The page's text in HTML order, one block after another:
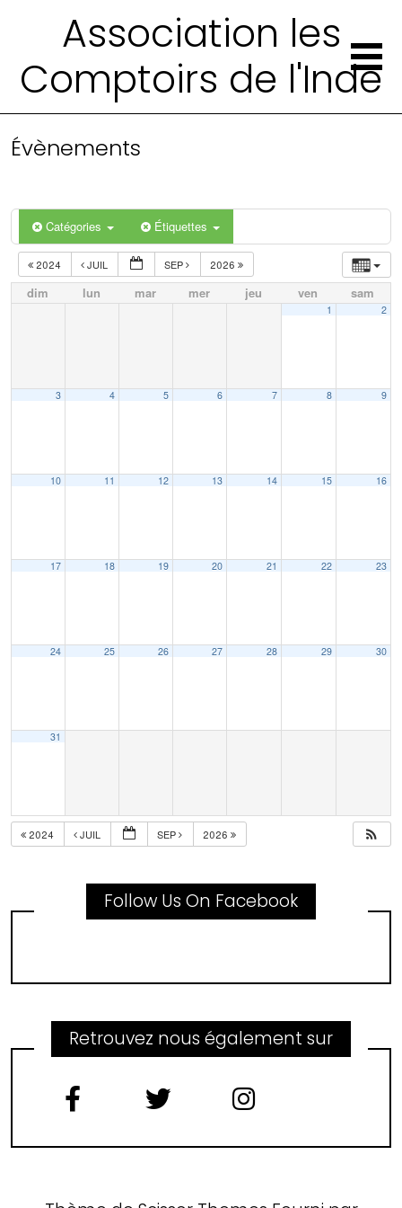
Association les
Comptoirs de l'Inde
Évènements
Catégories Étiquettes
2024 JUIL SEP 2026
dim lun mar mer jeu ven sam
1 2
3 4 5 6 7 8 9
10 11 12 13 14 15 16
17 18 19 20 21 22 23
24 25 26 27 28 29 30
31
2024 JUIL SEP 2026
Follow Us On Facebook
Retrouvez nous également sur